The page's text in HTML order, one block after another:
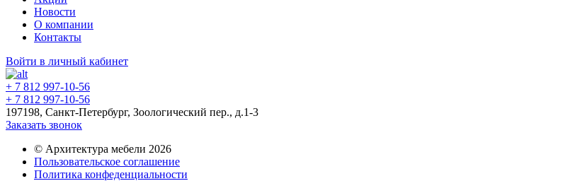
Новости
О компании
Контакты
Войти в личный кабинет
+ 7 812 997-10-56
+ 7 812 997-10-56
197198, Санкт-Петербург, Зоологический пер., д.1-3
Заказать звонок
© Архитектура мебели 2026
Пользовательское соглашение
Политика конфеденциальности